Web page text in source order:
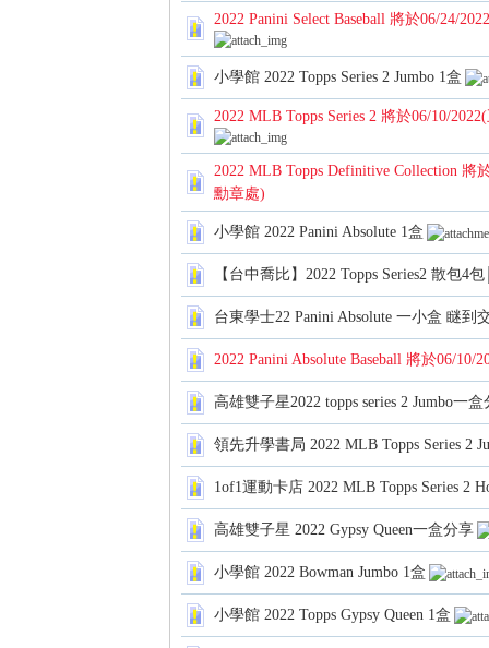
2022 Panini Select Baseball 將於06/24/
小學館 2022 Topps Series 2 Jumbo 1盒
2022 MLB Topps Series 2 將於06/10/
2022 MLB Topps Definitive Collection 將
勳章處)
小學館 2022 Panini Absolute 1盒
【台中喬比】2022 Topps Series2 散包4包
台東學士22 Panini Absolute 一小盒 瞇到
2022 Panini Absolute Baseball 將於06/
高雄雙子星2022 topps series 2 Jumbo一盒
領先升學書局 2022 MLB Topps Series 2
1of1運動卡店 2022 MLB Topps Series 2
高雄雙子星 2022 Gypsy Queen一盒分享
小學館 2022 Bowman Jumbo 1盒
小學館 2022 Topps Gypsy Queen 1盒